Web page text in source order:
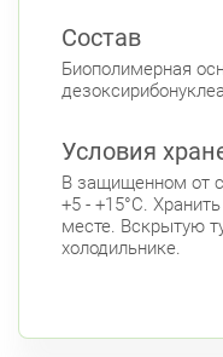
Состав
Биополимерная
Условия
В защищенном от
+5 - +15°С.
месте. Вскрытую
холодильнике.